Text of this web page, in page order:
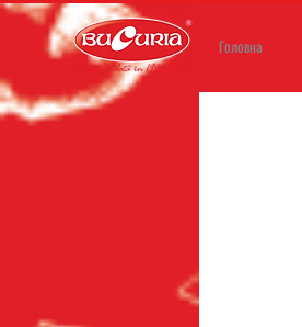
Головна